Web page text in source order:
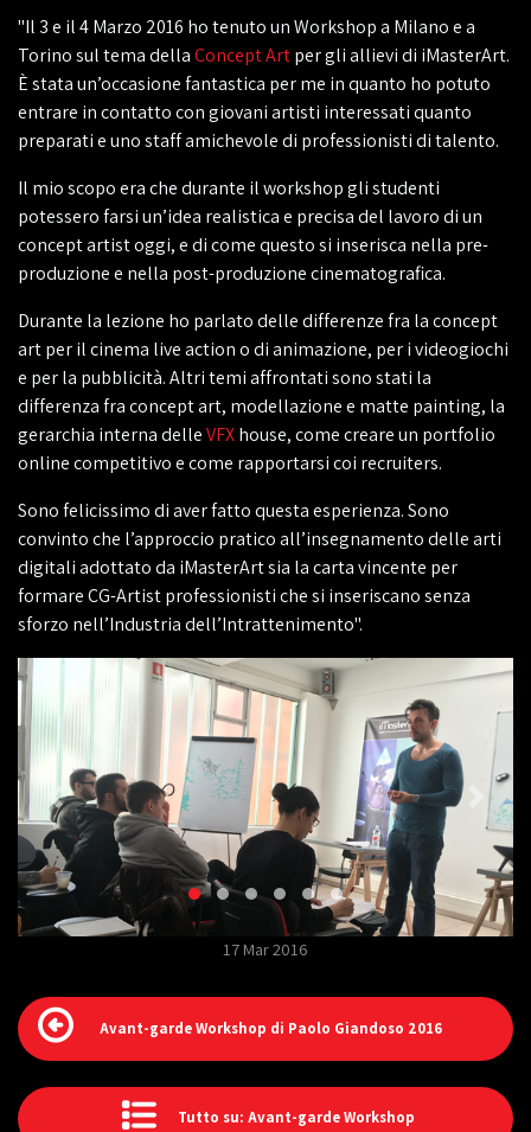
"Il 3 e il 4 Marzo 2016 ho tenuto un Workshop a Milano e a
Torino sul tema dellaConcept Artper gli allievi di iMasterArt.
È stata un’occasione fantastica per me in quanto ho potuto
entrare in contatto con giovani artisti interessati quanto
preparati e uno staff amichevole di professionisti di talento.
Il mio scopo era che durante il workshop gli studenti
potessero farsi un’idea realistica e precisa del lavoro di un
concept artist oggi, e di come questo si inserisca nella pre-
produzione e nella post-produzione cinematografica.
Durante la lezione ho parlato delle differenze fra la concept
art per il cinema live action o di animazione, per i videogiochi
e per la pubblicità. Altri temi affrontati sono stati la
differenza fra concept art, modellazione e matte painting, la
gerarchia interna delleVFXhouse, come creare un portfolio
online competitivo e come rapportarsi coi recruiters.
Sono felicissimo di aver fatto questa esperienza. Sono
convinto che l’approccio pratico all’insegnamento delle arti
digitali adottato da iMasterArt sia la carta vincente per
formare CG-Artist professionisti che si inseriscano senza
sforzo nell’Industria dell’Intrattenimento".
17 Mar 2016
Avant-garde Workshop di Paolo Giandoso 2016
Tutto su: Avant-garde Workshop